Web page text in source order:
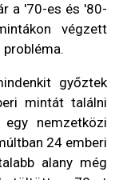
a '70-es és '80-
végzett
probléma.
győztek
mintát találni
nemzetközi
24 emberi
alany még